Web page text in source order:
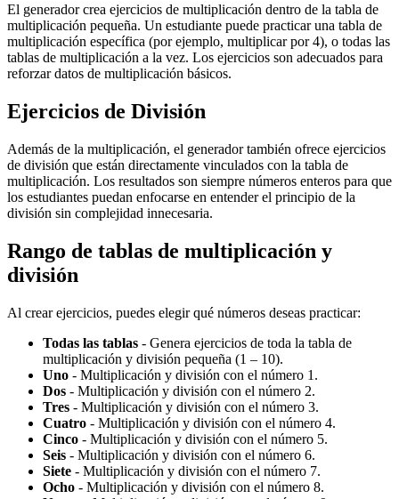
El generador crea ejercicios de multiplicación dentro de la tabla de
multiplicación pequeña. Un estudiante puede practicar una tabla de
multiplicación específica (por ejemplo, multiplicar por 4), o todas las
tablas de multiplicación a la vez. Los ejercicios son adecuados para
reforzar datos de multiplicación básicos.
Ejercicios de División
Además de la multiplicación, el generador también ofrece ejercicios
de división que están directamente vinculados con la tabla de
multiplicación. Los resultados son siempre números enteros para que
los estudiantes puedan enfocarse en entender el principio de la
división sin complejidad innecesaria.
Rango de tablas de multiplicación y
división
Al crear ejercicios, puedes elegir qué números deseas practicar:
Todas las tablas - Genera ejercicios de toda la tabla de
multiplicación y división pequeña (1 – 10).
Uno - Multiplicación y división con el número 1.
Dos - Multiplicación y división con el número 2.
Tres - Multiplicación y división con el número 3.
Cuatro - Multiplicación y división con el número 4.
Cinco - Multiplicación y división con el número 5.
Seis - Multiplicación y división con el número 6.
Siete - Multiplicación y división con el número 7.
Ocho - Multiplicación y división con el número 8.